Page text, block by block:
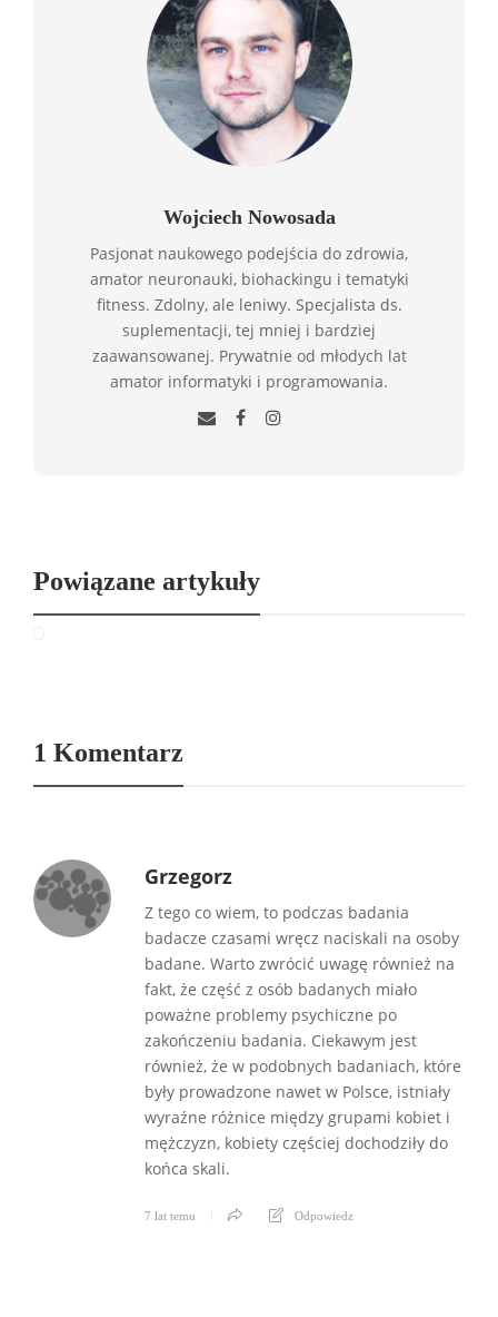
Wojciech Nowosada
Pasjonat naukowego podejścia do zdrowia,
amator neuronauki, biohackingu i tematyki
fitness. Zdolny, ale leniwy. Specjalista ds.
suplementacji, tej mniej i bardziej
zaawansowanej. Prywatnie od młodych lat
amator informatyki i programowania.
Powiązane artykuły
1 Komentarz
Grzegorz
Z tego co wiem, to podczas badania
badacze czasami wręcz naciskali na osoby
badane. Warto zwrócić uwagę również na
fakt, że część z osób badanych miało
poważne problemy psychiczne po
zakończeniu badania. Ciekawym jest
również, że w podobnych badaniach, które
były prowadzone nawet w Polsce, istniały
wyraźne różnice między grupami kobiet i
mężczyzn, kobiety częściej dochodziły do
końca skali.
7 lat temu Odpowiedz